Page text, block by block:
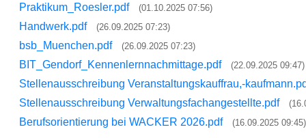
Praktikum_Roesler.pdf (01.10.2025 07:56)
Handwerk.pdf (26.09.2025 07:23)
bsb_Muenchen.pdf (26.09.2025 07:23)
BIT_Gendorf_Kennenlernnachmittage.pdf (22.09.2025 09:47)
Stellenausschreibung Veranstaltungskauffrau,-
Stellenausschreibung Verwaltungsfachangestellte.pdf
Berufsorientierung bei WACKER 2026.pdf (16.09.2025 09:45)